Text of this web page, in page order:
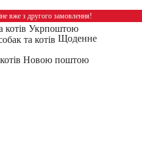
вже з другого замовлення!
Щоденне